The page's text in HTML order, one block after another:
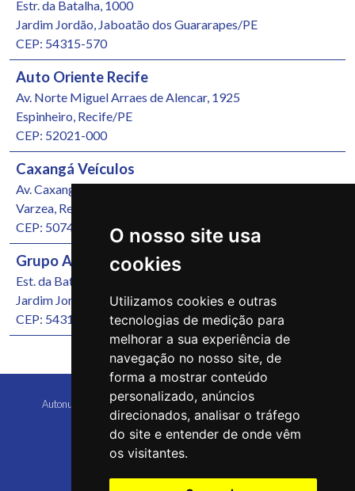
O nosso site usa
cookies
Utilizamos cookies e outras
tecnologias de medição para
melhorar a sua experiência de
navegação no nosso site, de
forma a mostrar conteúdo
personalizado, anúncios
direcionados, analisar o tráfego
do site e entender de onde vêm
os visitantes.
Estr. da Batalha, 1000
Jardim Jordão, Jaboatão dos Guararapes/PE
CEP: 54315-570
Auto Oriente Recife
Av. Norte Miguel Arraes de Alencar, 1925
Espinheiro, Recife/PE
CEP: 52021-000
Caxangá Veículos
Av. Caxangá, 4251
Varzea, Recife/PE
CEP: 50740-000
Grupo Autonunes Seminovos
Est. da Batalha, 1000
Jardim Jordão, Jaboatão dos Guararapes/PE
CEP: 54315-570
Autonunes Caruaru Copyright 2026 Todos os direitos reservados